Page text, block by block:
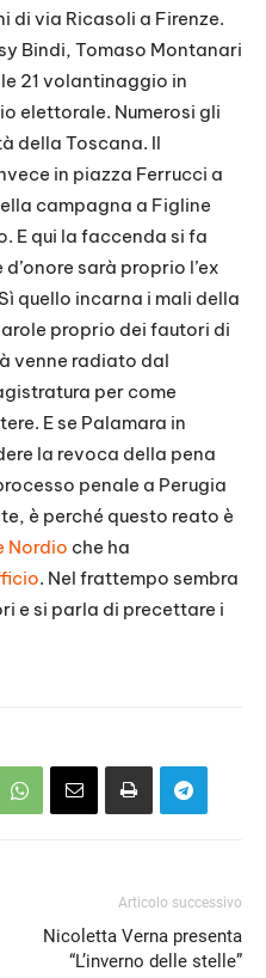
di via Ricasoli a Firenze.
Bindi, Tomaso Montanari
21 volantinaggio in
elettorale. Numerosi gli
della Toscana. Il
in piazza Ferrucci a
campagna a Figline
E qui la faccenda si fa
sarà proprio l’ex
quello incarna i mali della
proprio dei fautori di
venne radiato dal
per come
E se Palamara in
la revoca della pena
penale a Perugia
è perché questo reato è
Nordio che ha
. Nel frattempo sembra
e si parla di precettare i
Articolo successivo
Nicoletta Verna presenta
“L’inverno delle stelle”